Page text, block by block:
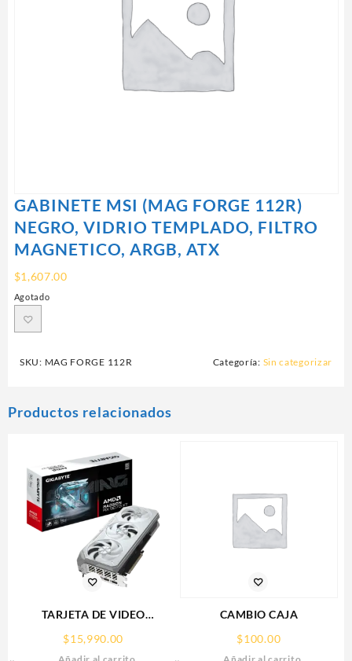
GABINETE MSI (MAG FORGE 112R)
NEGRO, VIDRIO TEMPLADO, FILTRO
MAGNETICO, ARGB, ATX
$1,607.00
Agotado
SKU: MAG FORGE 112R Categoría: Sin categorizar
Productos relacionados
TARJETA DE VIDEO
R907XGAMINGOCICE-16GD)
$15,990.00
CAMBIO CAJA
$100.00